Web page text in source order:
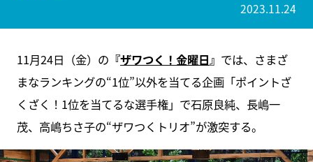
2023.11.24
11月24日（金）の 『ザワつく！金曜日』 では、さまざ
まなランキングの“1位”以外を当てる企画「ポイントざ
くざく！1位を当てるな選手権」で石原良純、長嶋一
茂、高嶋ちさ子の“ザワつくトリオ”が激突する。